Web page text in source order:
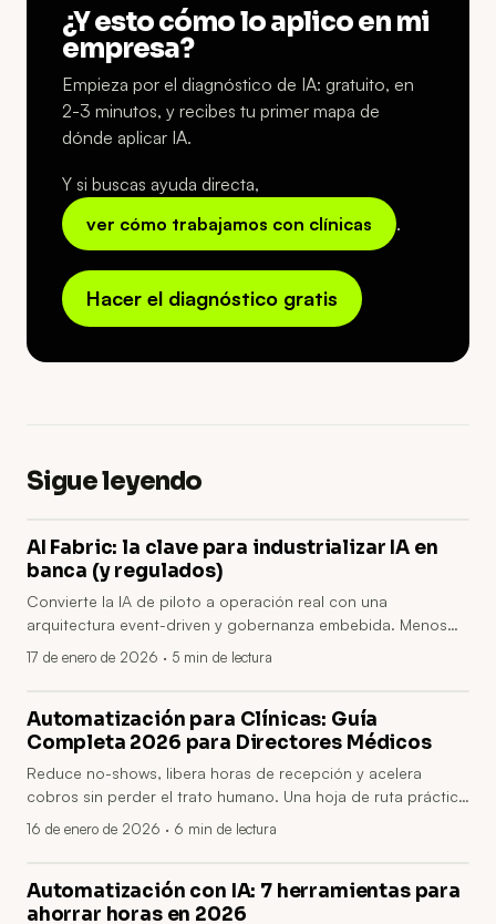
¿Y esto cómo lo aplico en mi
empresa?
Empieza por el diagnóstico de IA: gratuito, en
2-3 minutos, y recibes tu primer mapa de
dónde aplicar IA.
Y si buscas ayuda directa,
ver cómo trabajamos con clínicas
.
Hacer el diagnóstico gratis
Sigue leyendo
AI Fabric: la clave para industrializar IA en
banca (y regulados)
Convierte la IA de piloto a operación real con una
arquitectura event-driven y gobernanza embebida. Menos
integraciones a medida, menos comités y decisiones más
17 de enero de 2026 · 5 min de lectura
Automatización para Clínicas: Guía
Completa 2026 para Directores Médicos
Reduce no-shows, libera horas de recepción y acelera
cobros sin perder el trato humano. Una hoja de ruta práctica
en 3 fases para ganar rentabilidad con menos fricción y
16 de enero de 2026 · 6 min de lectura
Automatización con IA: 7 herramientas para
ahorrar horas en 2026